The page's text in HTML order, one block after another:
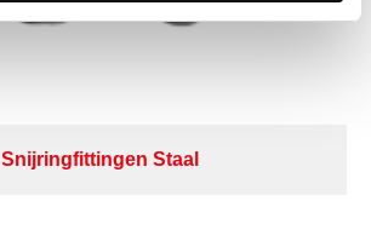
Snijringfittingen Staal